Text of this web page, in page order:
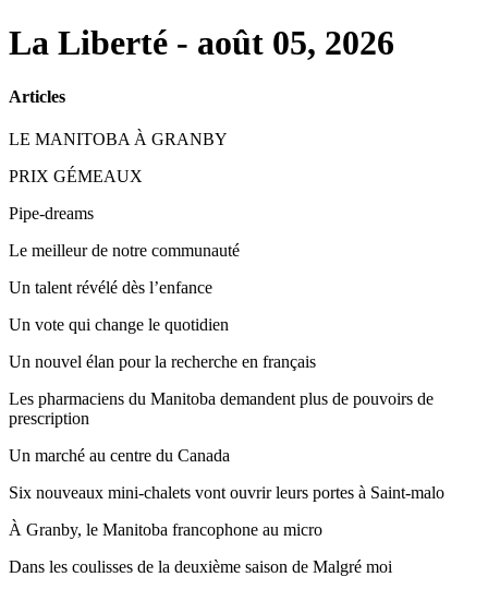
La Liberté - août 05, 2026
Articles
LE MANITOBA À GRANBY
PRIX GÉMEAUX
Pipe-dreams
Le meilleur de notre communauté
Un talent révélé dès l’enfance
Un vote qui change le quotidien
Un nouvel élan pour la recherche en français
Les pharmaciens du Manitoba demandent plus de pouvoirs de
prescription
Un marché au centre du Canada
Six nouveaux mini-chalets vont ouvrir leurs portes à Saint-malo
À Granby, le Manitoba francophone au micro
Dans les coulisses de la deuxième saison de Malgré moi